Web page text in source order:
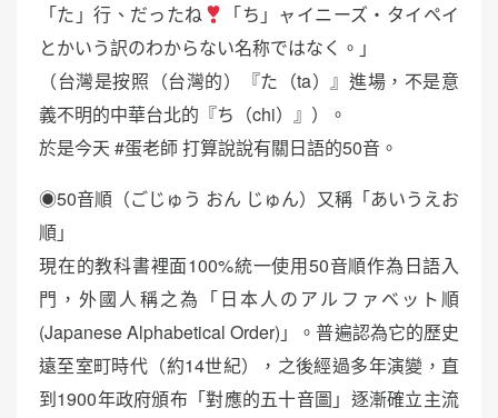
「た」行、だったね
「ち」ャイニーズ・タイペイ
とかいう訳のわからない名称ではなく。」
（台灣是按照（台灣的）『た（ta）』進場，不是意
義不明的中華台北的『ち（chi）』）。
於是今天 #蛋老師 打算說說有關日語的50音。
◉50音順（ごじゅう おん じゅん）又稱「あいうえお
順」
現在的教科書裡面100%統一使用50音順作為日語入
門，外國人稱之為「日本人のアルファベット順
(Japanese Alphabetical Order)」。普遍認為它的歷史
遠至室町時代（約14世紀），之後經過多年演變，直
到1900年政府頒布「對應的五十音圖」逐漸確立主流